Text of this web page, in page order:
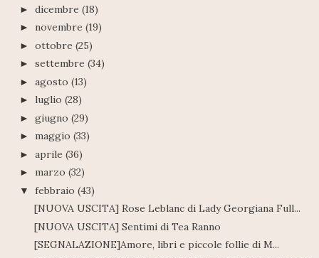
► dicembre (18)
► novembre (19)
► ottobre (25)
► settembre (34)
► agosto (13)
► luglio (28)
► giugno (29)
► maggio (33)
► aprile (36)
► marzo (32)
▼ febbraio (43)
[NUOVA USCITA] Rose Leblanc di Lady Georgiana Full...
[NUOVA USCITA] Sentimi di Tea Ranno
[SEGNALAZIONE]Amore, libri e piccole follie di M...